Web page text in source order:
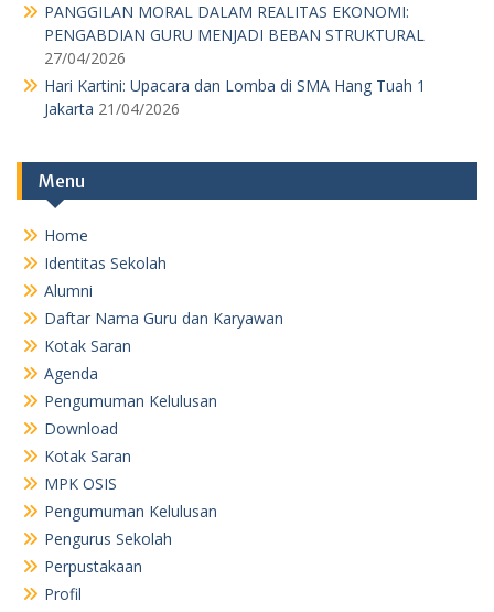
PANGGILAN MORAL DALAM REALITAS EKONOMI:
PENGABDIAN GURU MENJADI BEBAN STRUKTURAL
27/04/2026
Hari Kartini: Upacara dan Lomba di SMA Hang Tuah 1
Jakarta 21/04/2026
Menu
Home
Identitas Sekolah
Alumni
Daftar Nama Guru dan Karyawan
Kotak Saran
Agenda
Pengumuman Kelulusan
Download
Kotak Saran
MPK OSIS
Pengumuman Kelulusan
Pengurus Sekolah
Perpustakaan
Profil